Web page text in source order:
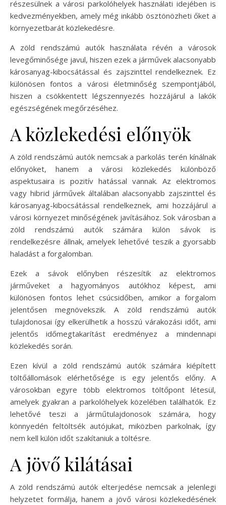
részesülnek a városi parkolóhelyek használati idejében is
kedvezményekben, amely még inkább ösztönözheti őket a
környezetbarát közlekedésre.
A zöld rendszámú autók használata révén a városok
levegőminősége javul, hiszen ezek a járművek alacsonyabb
károsanyag-kibocsátással és zajszinttel rendelkeznek. Ez
különösen fontos a városi életminőség szempontjából,
hiszen a csökkentett légszennyezés hozzájárul a lakók
egészségének megőrzéséhez.
A közlekedési előnyök
A zöld rendszámú autók nemcsak a parkolás terén kínálnak
előnyöket, hanem a városi közlekedés különböző
aspektusaira is pozitív hatással vannak. Az elektromos
vagy hibrid járművek általában alacsonyabb zajszinttel és
károsanyag-kibocsátással rendelkeznek, ami hozzájárul a
városi környezet minőségének javításához. Sok városban a
zöld rendszámú autók számára külön sávok is
rendelkezésre állnak, amelyek lehetővé teszik a gyorsabb
haladást a forgalomban.
Ezek a sávok előnyben részesítik az elektromos
járműveket a hagyományos autókhoz képest, ami
különösen fontos lehet csúcsidőben, amikor a forgalom
jelentősen megnövekszik. A zöld rendszámú autók
tulajdonosai így elkerülhetik a hosszú várakozási időt, ami
jelentős időmegtakarítást eredményez a mindennapi
közlekedés során.
Ezen kívül a zöld rendszámú autók számára kiépített
töltőállomások elérhetősége is egy jelentős előny. A
városokban egyre több elektromos töltőpont létesül,
amelyek gyakran a parkolóhelyek közelében találhatók. Ez
lehetővé teszi a járműtulajdonosok számára, hogy
könnyedén feltöltsék autójukat, miközben parkolnak, így
nem kell külön időt szakítaniuk a töltésre.
A jövő kilátásai
A zöld rendszámú autók elterjedése nemcsak a jelenlegi
helyzetet formálja, hanem a jövő városi közlekedésének